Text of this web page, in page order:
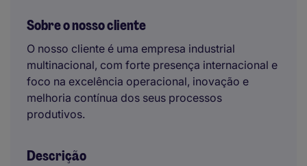
Sobre o nosso cliente
O nosso cliente é uma empresa industrial
multinacional, com forte presença internacional e
foco na excelência operacional, inovação e
melhoria contínua dos seus processos
produtivos.
Descrição